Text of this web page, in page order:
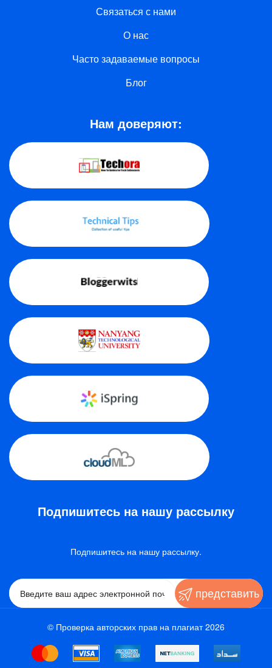
Связаться с нами
О нас
Часто задаваемые вопросы
Блог
Нам доверяют:
Подпишитесь на нашу рассылку
Подпишитесь на нашу рассылку.
представить
© Проверка авторских прав на плагиат 2026